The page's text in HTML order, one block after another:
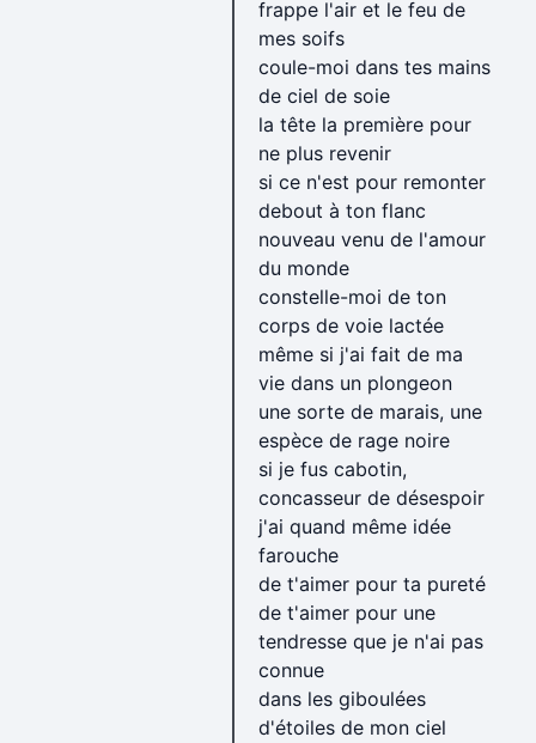
frappe l'air et le feu de
mes soifs
coule-moi dans tes mains
de ciel de soie
la tête la première pour
ne plus revenir
si ce n'est pour remonter
debout à ton flanc
nouveau venu de l'amour
du monde
constelle-moi de ton
corps de voie lactée
même si j'ai fait de ma
vie dans un plongeon
une sorte de marais, une
espèce de rage noire
si je fus cabotin,
concasseur de désespoir
j'ai quand même idée
farouche
de t'aimer pour ta pureté
de t'aimer pour une
tendresse que je n'ai pas
connue
dans les giboulées
d'étoiles de mon ciel